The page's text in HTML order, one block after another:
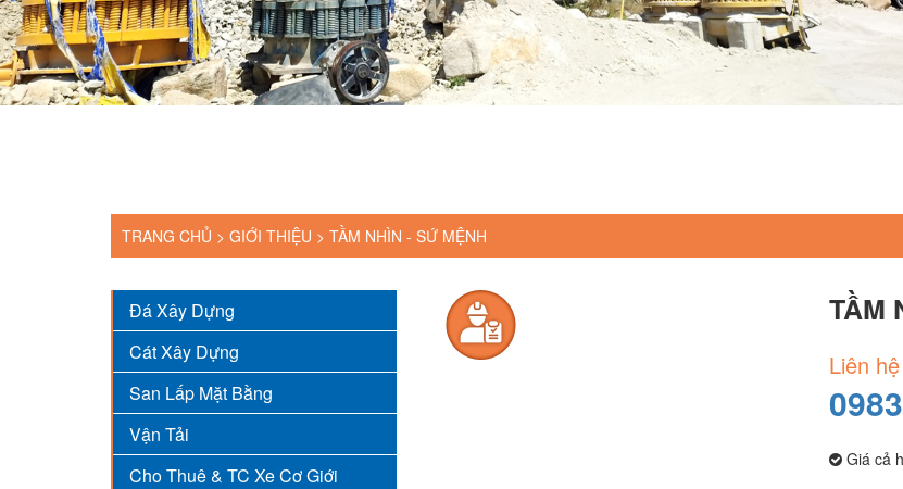
TRANG CHỦ > GIỚI THIỆU > TẦM NHÌN - SỨ MỆNH
Đá Xây Dựng
Cát Xây Dựng
San Lấp Mặt Bằng
Vận Tải
Cho Thuê & TC Xe Cơ Giới
TẦM
Liên hệ
Giá cả